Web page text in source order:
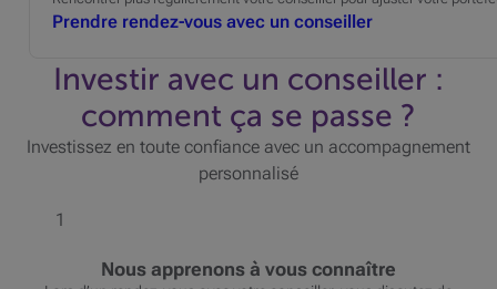
Prendre rendez-vous avec un conseiller
Investir avec un conseiller :
comment ça se passe ?
Investissez en toute confiance avec un accompagnement
personnalisé
1
Nous apprenons à vous connaître